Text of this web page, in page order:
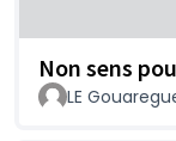
Non sens
LE